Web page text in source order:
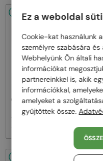
48/72
Dior—Napszemüvegek
CDIOR S1F - 35A0 D - 56
Ez a weboldal
Cookie-kat használunk
személyre szabására
Webhelyünk Ön általi
információkat
partnereinkkel is, akik
információkkal,
amelyeket a
gyűjtöttek össze.